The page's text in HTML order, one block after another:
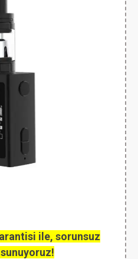
ile, sorunsuz